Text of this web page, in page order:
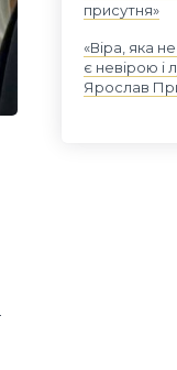
присутня»
«Віра, яка
є невірою і
Ярослав